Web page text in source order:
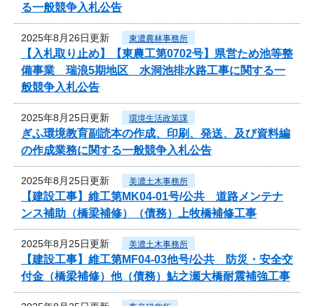
る一般競争入札公告
2025年8月26日更新 東濃農林事務所
【入札取り止め】【東農工第0702号】県営ため池等整
備事業 瑞浪5期地区 水洞池排水路工事に関する一
般競争入札公告
2025年8月25日更新 環境生活政策課
ぎふ環境教育副読本の作成、印刷、発送、及び資料編
の作成業務に関する一般競争入札公告
2025年8月25日更新 美濃土木事務所
【建設工事】維工第MK04-01号/公共 道路メンテナ
ンス補助（橋梁補修）（債務）上牧橋補修工事
2025年8月25日更新 美濃土木事務所
【建設工事】維工第MF04-03他号/公共 防災・安全交
付金（橋梁補修）他（債務）鮎之瀬大橋耐震補強工事